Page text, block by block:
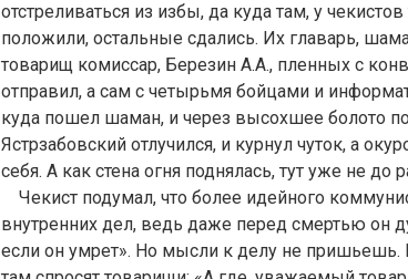
отстреливаться из избы, да куда там, у
положили, остальные сдались. Их главарь,
товарищ комиссар, Березин А.А., пленных с
отправил, а сам с четырьмя бойцами и
куда пошел шаман, и через высохшее болото
Ястрзабовский отлучился, и курнул чуток, а
себя. А как стена огня поднялась, тут уже не до
Чекист подумал, что более идейного
внутренних дел, ведь даже перед смертью он
если он умрет». Но мысли к делу не пришьешь.